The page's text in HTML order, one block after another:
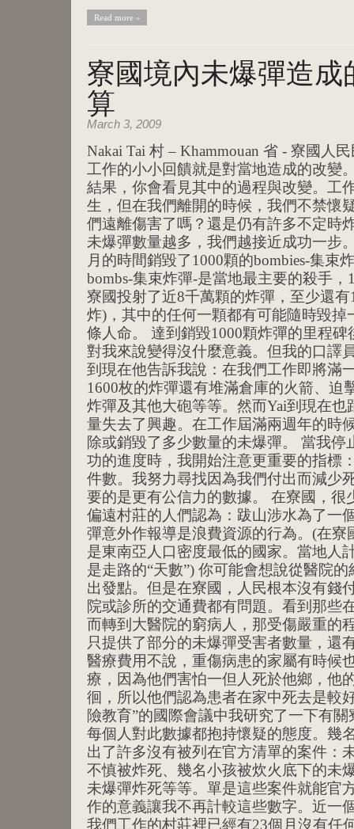
Read more »
寮國境內未爆彈造
算
March 3, 2009
Nakai Tai 村 – Khammouan 省 - 寮國人
工作的小小回饋就是對當地造成的改變
結果，你會看見其中的過程與改變。工
生，但在我們離開的時候，我們不禁懷
們遠離傷害了嗎？還是仍有許多不定時
未爆彈數量越多，我們越接近成功一步
月的時間銷毀了1000顆的bombies-集束
bombs-集束炸彈-是當地最主要的殺手
寮國投射了近8千萬顆的炸彈，至少還
炸)，其中的任何一顆都有可能隨時毀掉
條人命。 達到銷毀1000顆炸彈的里程
對我來說變得沒什麼意義。但我的口譯
到現在他告訴我說：在我們工作即將滿
1600枚的炸彈還有堆滿倉庫的火箭、迫
炸彈及其他大砲等等。然而Yai到現在
量失去了興趣。在工作屆滿兩週年的時
除或銷毀了多少數量的未爆彈。 當我停
功的進度時，我開始注意更重要的指標
件數。我努力尋找因為我們付出而減少
要的是更有公信力的數據。 在寮國，很
偏遠村莊的人們認為：跋山涉水為了一
彈意外作報導是浪費資源的行為。(在寮
是東南亞人口密度最低的國家。當地人
是走路的“天數”) 你可能會想說從醫院
出發點。但是在寮國，人民根本沒有錢
院或診所的交通費都有問題。看到那些
而轉到大醫院的窮病人，那受傷嚴重的
只提供了部分的未爆彈受害者數量，還
醫療費用不說，重傷病患的家屬有時候
療，因為他們害怕一但人死於他鄉，他
徊，所以他們認為患者在家中死去是較
險教育”的國際會議中我研究了一下有
每個人對此數據都抱持懷疑的態度。幾
出了許多沒有被列在官方清單的案件：
不慎被炸死、幾名小孩被炊火底下的未
未爆彈炸死等等。單是這些案件就能官
作的意義讓我不再計較這些數字。近一
我們工作的村莊裡已經有23個月沒有任